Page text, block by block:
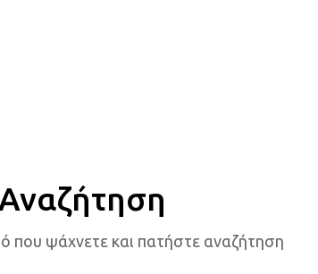
Αναζήτηση
που ψάχνετε και πατήστε αναζήτηση